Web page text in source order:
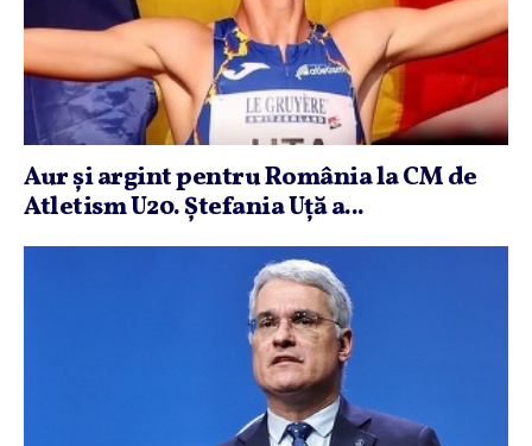
Aur şi argint pentru România la CM de
Atletism U20. Ştefania Uţă a...